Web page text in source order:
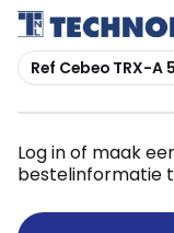
Kopiëren
Ref Cebeo TRX-A
Log in of maak
bestelinformatie